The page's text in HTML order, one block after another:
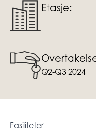
Etasje:
-
Q2-Q3 2024
Fasiliteter